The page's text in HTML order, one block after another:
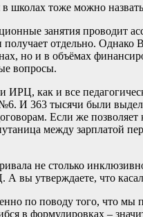
тоже можно назвать
занятия проводит
получает отдельно.
но и в объёмах
вопросы.
как и все
И 363 тысячи были
Если же
между зарплатой
не столько
вы утверждаете, что
поводу того, что мы
в формулировках –